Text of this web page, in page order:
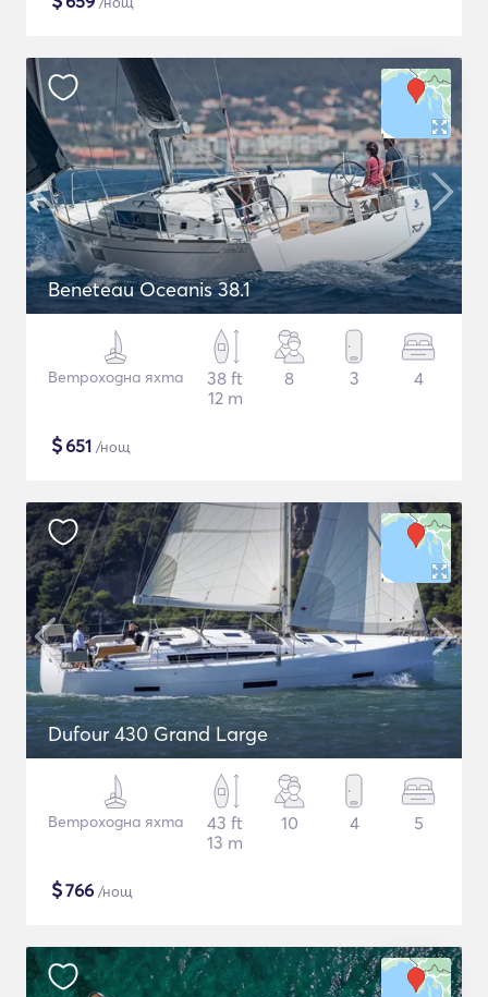
Beneteau Oceanis 38.1
Ветроходна яхта
38 ft
12 m
8 3 4
$651 /нощ
Dufour 430 Grand Large
Ветроходна яхта
43 ft
13 m
10 4 5
$766 /нощ